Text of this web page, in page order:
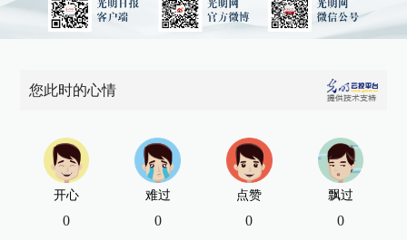
您此时的心情
开心
0
难过
0
点赞
0
飘过
0